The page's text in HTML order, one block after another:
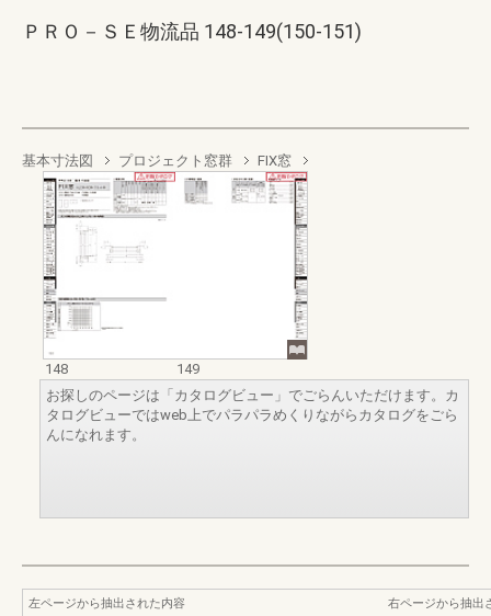
ＰＲＯ－ＳＥ物流品 148-149(150-151)
基本寸法図 プロジェクト窓群 FIX窓
148
149
お探しのページは「カタログビュー」でごらんいただけます。カ
タログビューではweb上でパラパラめくりながらカタログをごら
んになれます。
左ページから抽出された内容
右ページから抽出